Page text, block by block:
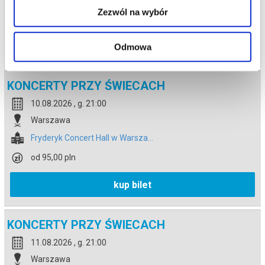
Zezwól na wybór
Odmowa
kup bilet
KONCERTY PRZY ŚWIECACH
10.08.2026 , g. 21:00
Warszawa
Fryderyk Concert Hall w Warsza...
od 95,00 pln
kup bilet
KONCERTY PRZY ŚWIECACH
11.08.2026 , g. 21:00
Warszawa